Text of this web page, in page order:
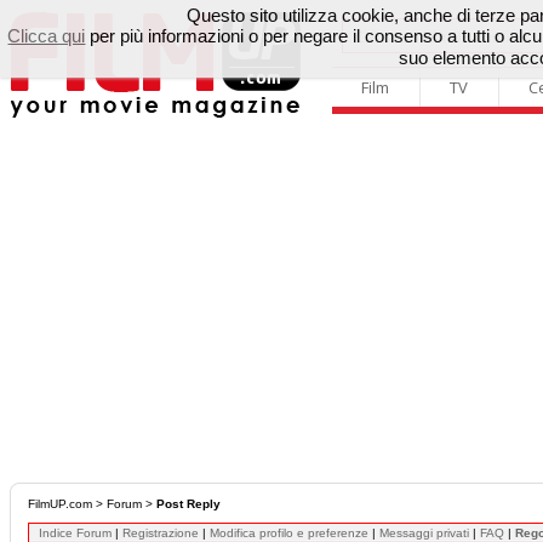
Film TV
FilmUP.com > Forum > Post Reply
Indice Forum | Registrazione | Modifica profilo e preferenze | Messaggi privati | FAQ |
Questo sito utilizza cookie, anche di terze
Clicca qui per più informazioni o per negare il consenso a tutti o
suo elemento